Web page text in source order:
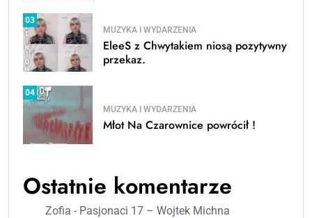
03
MUZYKA I WYDARZENIA
EleeS z Chwytakiem niosą pozytywny
przekaz.
04
MUZYKA I WYDARZENIA
Młot Na Czarownice powrócił !
Ostatnie komentarze
Zofia - Pasjonaci 17 – Wojtek Michna